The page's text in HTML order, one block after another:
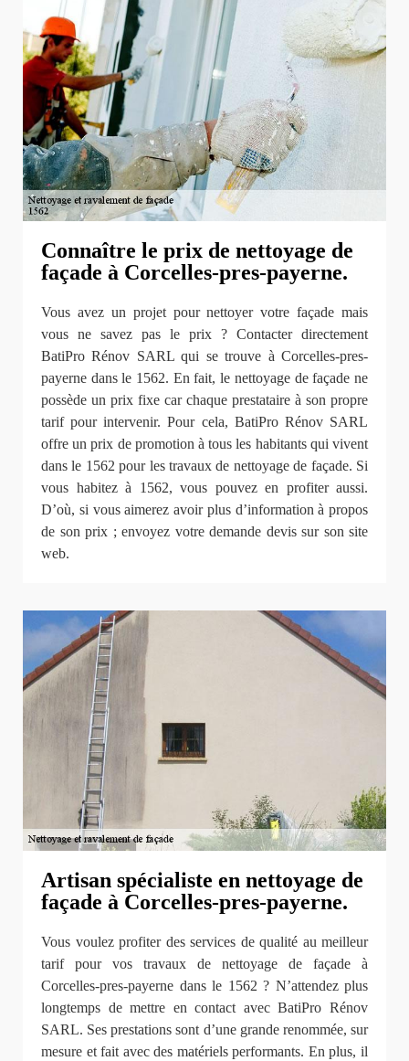
Connaître le prix de nettoyage de
façade à Corcelles-pres-payerne.
Vous avez un projet pour nettoyer votre façade mais
vous ne savez pas le prix ? Contacter directement
BatiPro Rénov SARL qui se trouve à Corcelles-pres-
payerne dans le 1562. En fait, le nettoyage de façade ne
possède un prix fixe car chaque prestataire à son propre
tarif pour intervenir. Pour cela, BatiPro Rénov SARL
offre un prix de promotion à tous les habitants qui vivent
dans le 1562 pour les travaux de nettoyage de façade. Si
vous habitez à 1562, vous pouvez en profiter aussi.
D’où, si vous aimerez avoir plus d’information à propos
de son prix ; envoyez votre demande devis sur son site
web.
Artisan spécialiste en nettoyage de
façade à Corcelles-pres-payerne.
Vous voulez profiter des services de qualité au meilleur
tarif pour vos travaux de nettoyage de façade à
Corcelles-pres-payerne dans le 1562 ? N’attendez plus
longtemps de mettre en contact avec BatiPro Rénov
SARL. Ses prestations sont d’une grande renommée, sur
mesure et fait avec des matériels performants. En plus, il